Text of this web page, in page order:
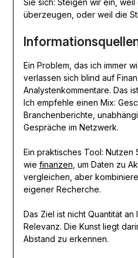
Sie sich: Steigen wir ein,
überzeugen, oder weil die
Ein Problem, das ich immer
verlassen sich blind auf
Analystenkommentare. Das
Ich empfehle einen Mix:
Branchenberichte,
Gespräche im Netzwerk.
Ein praktisches Tool: Nutzen
wie finanzen , um Daten zu
vergleichen, aber
eigener Recherche.
Das Ziel ist nicht Quantität
Relevanz. Die Kunst liegt
Abstand zu erkennen.